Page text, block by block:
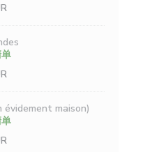
évidement maison)